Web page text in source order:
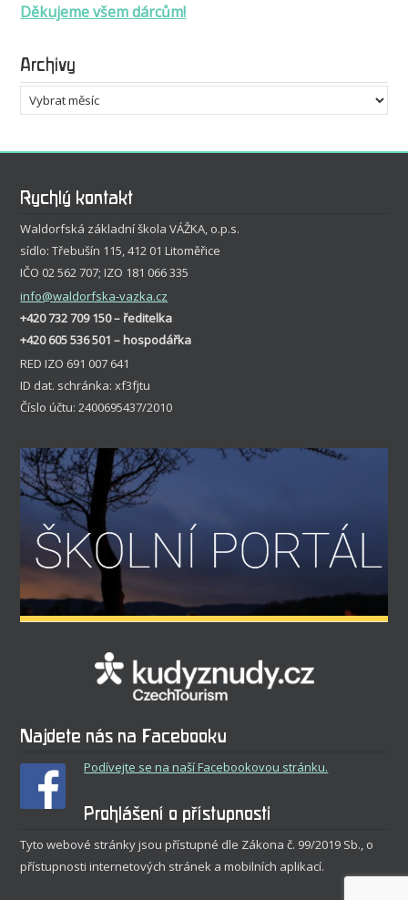
Děkujeme všem dárcům!
Archivy
Archivy
Rychlý kontakt
Waldorfská základní škola VÁŽKA, o.p.s.
sídlo: Třebušín 115, 412 01 Litoměřice
IČO 02 562 707; IZO 181 066 335
info@waldorfska-vazka.cz
+420 732 709 150 – ředitelka
+420 605 536 501 – hospodářka
RED IZO 691 007 641
ID dat. schránka: xf3fjtu
Číslo účtu: 2400695437/2010
Najdete nás na Facebooku
Podívejte se na naší Facebookovou stránku.
Prohlášení o přístupnosti
Tyto webové stránky jsou přístupné dle Zákona č. 99/2019 Sb., o
přístupnosti internetových stránek a mobilních aplikací.